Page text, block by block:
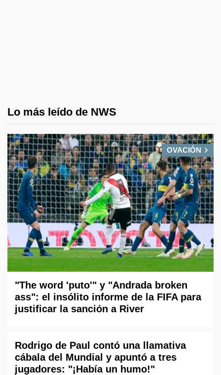
Lo más leído de NWS
OVACIÓN
"The word 'puto'" y "Andrada broken
ass": el insólito informe de la FIFA para
justificar la sanción a River
Rodrigo de Paul contó una llamativa
cábala del Mundial y apuntó a tres
jugadores: "¡Había un humo!"